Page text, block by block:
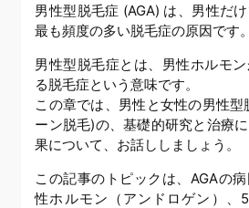
男性型脱毛症 (AGA) は、男性だけ
最も頻度の多い脱毛症の原因です。
男性型脱毛症とは、男性ホルモ
る脱毛症という意味です。
この章では、男性と女性の男性型
ーン脱毛)の、基礎的研究と治療
果について、お話ししましょう。
この記事のトピックは、AGAの
性ホルモン（アンドロゲン）、